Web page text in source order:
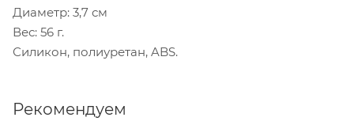
Диаметр: 3,7 см
Вес: 56 г.
Силикон, полиуретан, ABS.
Рекомендуем